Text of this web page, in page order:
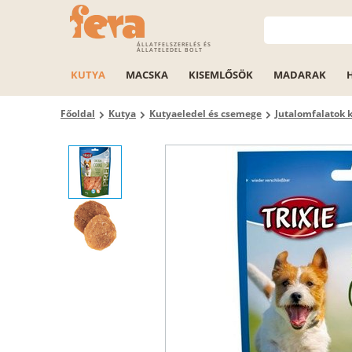
ÁLLATFELSZERELÉS ÉS
ÁLLATELEDEL BOLT
KUTYA MACSKA KISEMLŐSÖK MADARAK
Főoldal Kutya Kutyaeledel és csemege Jutalomfalatok